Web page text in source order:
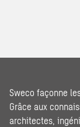
Sweco façonne
Grâce aux
architectes,